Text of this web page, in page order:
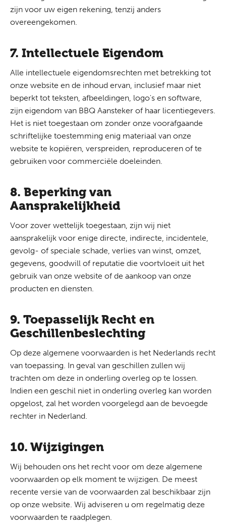
zijn voor uw eigen rekening, tenzij anders
overeengekomen.
7. Intellectuele Eigendom
Alle intellectuele eigendomsrechten met betrekking tot
onze website en de inhoud ervan, inclusief maar niet
beperkt tot teksten, afbeeldingen, logo's en software,
zijn eigendom van BBQ Aansteker of haar licentiegevers.
Het is niet toegestaan om zonder onze voorafgaande
schriftelijke toestemming enig materiaal van onze
website te kopiëren, verspreiden, reproduceren of te
gebruiken voor commerciële doeleinden.
8. Beperking van
Aansprakelijkheid
Voor zover wettelijk toegestaan, zijn wij niet
aansprakelijk voor enige directe, indirecte, incidentele,
gevolg- of speciale schade, verlies van winst, omzet,
gegevens, goodwill of reputatie die voortvloeit uit het
gebruik van onze website of de aankoop van onze
producten en diensten.
9. Toepasselijk Recht en
Geschillenbeslechting
Op deze algemene voorwaarden is het Nederlands recht
van toepassing. In geval van geschillen zullen wij
trachten om deze in onderling overleg op te lossen.
Indien een geschil niet in onderling overleg kan worden
opgelost, zal het worden voorgelegd aan de bevoegde
rechter in Nederland.
10. Wijzigingen
Wij behouden ons het recht voor om deze algemene
voorwaarden op elk moment te wijzigen. De meest
recente versie van de voorwaarden zal beschikbaar zijn
op onze website. Wij adviseren u om regelmatig deze
voorwaarden te raadplegen.